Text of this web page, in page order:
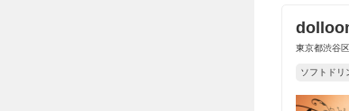
東京都渋谷
ソフトドリ